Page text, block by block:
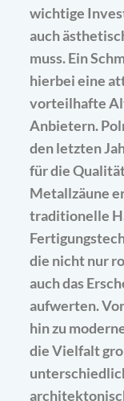
wichtige
auch
muss. Ein
hierbei eine
vorteilhafte
Anbietern.
den letzten
für die
Metallzäune
traditionelle
die nicht nur
auch das
aufwerten.
hin zu
die Vielfalt